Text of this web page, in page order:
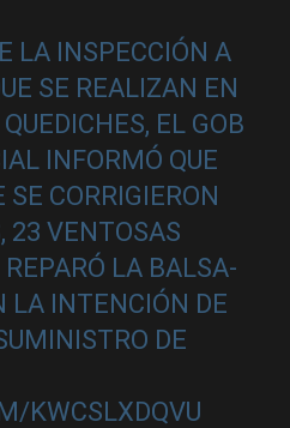
LA INSPECCIÓN A
SE REALIZAN EN
EL GOB
INFORMÓ QUE
CORRIGIERON
23 VENTOSAS
LA BALSA-
LA INTENCIÓN DE
DE
KWCSLXDQVU